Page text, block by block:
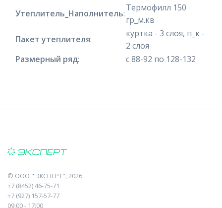
Утеплитель_Наполнитель:
Термофилл 150
гр_м.кв
Пакет утеплителя:
куртка - 3 слоя, п_к -
2 слоя
Размерный ряд: с 88-92 по 128-132
© ООО "'ЭКСПЕРТ", 2026
+7 (8452) 46-75-71
+7 (927) 157-57-77
09:00 - 17:00